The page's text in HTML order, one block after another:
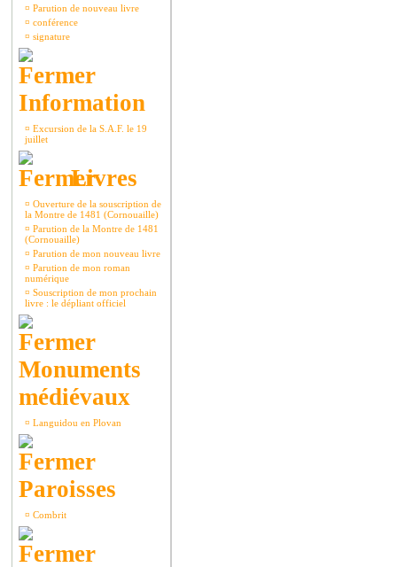
¤ Parution de nouveau livre
¤ conférence
¤ signature
Information
¤ Excursion de la S.A.F. le 19
juillet
Livres
¤ Ouverture de la souscription de
la Montre de 1481 (Cornouaille)
¤ Parution de la Montre de 1481
(Cornouaille)
¤ Parution de mon nouveau livre
¤ Parution de mon roman
numérique
¤ Souscription de mon prochain
livre : le dépliant officiel
Monuments
médiévaux
¤ Languidou en Plovan
Paroisses
¤ Combrit